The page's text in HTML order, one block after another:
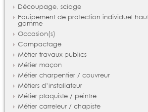
Découpage, sciage
Equipement de protection individuel
gamme
Occasion(s)
Compactage
Métier travaux publics
Métier maçon
Métier charpentier / couvreur
Métiers d’installateur
Métier plaquiste / peintre
Métier carreleur / chapiste